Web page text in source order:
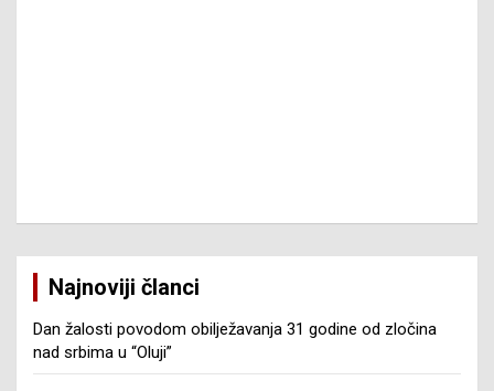
Najnoviji članci
Dan žalosti povodom obilježavanja 31 godine od zločina
nad srbima u “Oluji”